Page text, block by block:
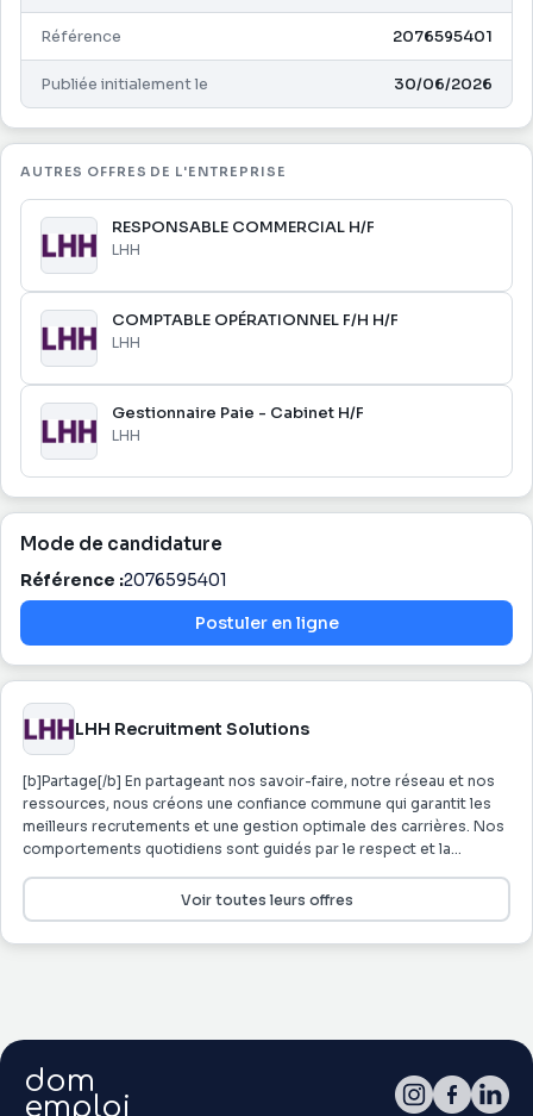
Référence 2076595401
Publiée initialement le 30/06/2026
AUTRES OFFRES DE L'ENTREPRISE
RESPONSABLE COMMERCIAL H/F
LHH
COMPTABLE OPÉRATIONNEL F/H H/F
LHH
Gestionnaire Paie - Cabinet H/F
LHH
Mode de candidature
Référence :2076595401
Postuler en ligne
LHH Recruitment Solutions
[b]Partage[/b] En partageant nos savoir-faire, notre réseau et nos
ressources, nous créons une confiance commune qui garantit les
meilleurs recrutements et une gestion optimale des carrières. Nos
comportements quotidiens sont guidés par le respect et la
d’équipe, de confiance et de talent. [b]Client au centre[/b] Notre
excellente connaissance des candidats et entreprises que nous
accompagnons, ainsi que des secteurs d’activités sur lesquels
professionnalisme, écoute et réactivité. [b]Responsabilité[/b]
Nous favorisons, avec intégrité et transparence, l’épanouissement
Voir toutes leurs offres
dom
emploi